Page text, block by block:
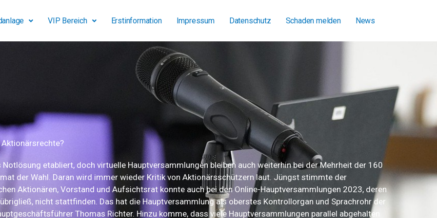
VIP Bereich Erstinformation Impressum Datenschutz Schaden melden News
etabliert, doch virtuelle Hauptversammlungen bleiben auch weiterhin bei der Mehrheit der 160
der Wahl. Daran wird immer wieder Kritik von Aktionärsschützern laut. Jüngst stimmte der
Aktionären, Vorstand und Aufsichtsrat konnte auch bei den Online-Hauptversammlungen 2023, deren
nicht stattfinden. Das hat die Hauptversammlung als oberstes Kontrollorgan und Sprachrohr der
Thomas Richter. Hinzu komme, dass viele Hauptversammlungen parallel abgehalten